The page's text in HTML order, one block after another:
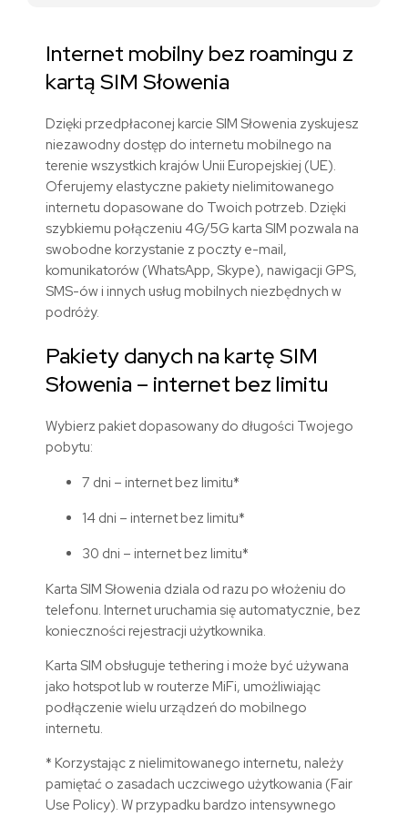
Internet mobilny bez roamingu z
kartąSIM Słowenia
Dzięki przedpłaconej karcie SIM Słowenia zyskujesz
niezawodny dostęp do internetu mobilnego na
terenie wszystkich krajów Unii Europejskiej (UE).
Oferujemy elastyczne pakiety nielimitowanego
internetu dopasowane do Twoich potrzeb. Dzięki
szybkiemu połączeniu 4G/5G karta SIM pozwala na
swobodne korzystanie z poczty e-mail,
komunikatorów (WhatsApp, Skype), nawigacji GPS,
SMS-ów i innych usług mobilnych niezbędnych w
podróży.
Pakiety danych na kartę SIM
Słowenia – internet bez limitu
Wybierz pakiet dopasowany do długości Twojego
pobytu:
7 dni – internet bez limitu*
14 dni – internet bez limitu*
30 dni – internet bez limitu*
Karta SIM Słowenia dziala od razu po włożeniu do
telefonu. Internet uruchamia się automatycznie, bez
konieczności rejestracji użytkownika.
Karta SIM obsługuje tethering i może być używana
jako hotspot lub w routerze MiFi, umożliwiając
podłączenie wielu urządzeń do mobilnego
internetu.
* Korzystając z nielimitowanego internetu, należy
pamiętać o zasadach uczciwego użytkowania (Fair
Use Policy). W przypadku bardzo intensywnego